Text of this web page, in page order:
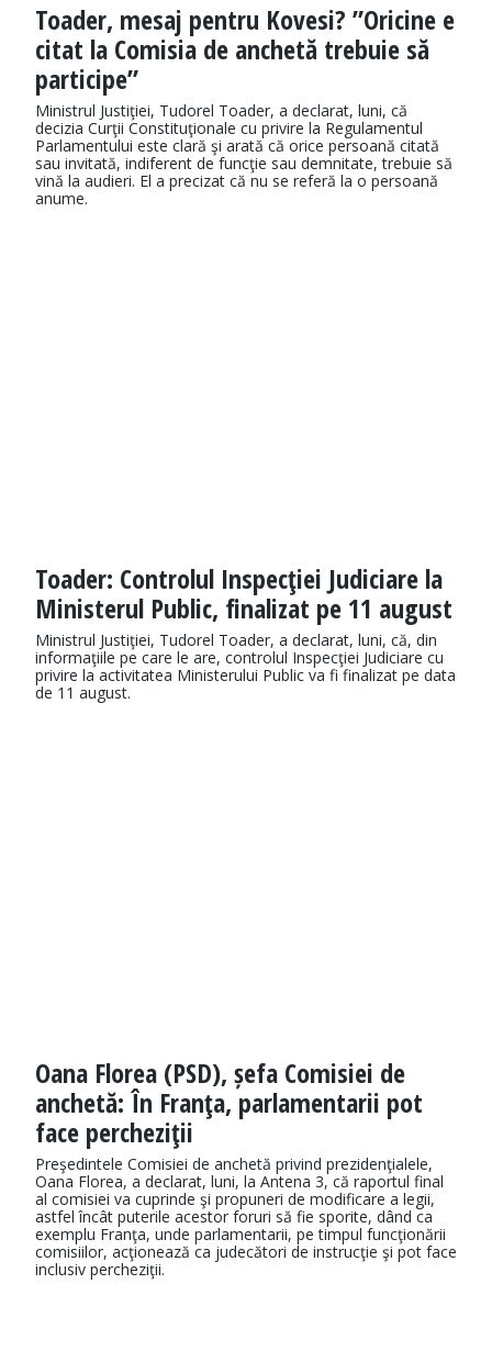
Toader, mesaj pentru Kovesi? ”Oricine e
citat la Comisia de anchetă trebuie să
participe”
Ministrul Justiţiei, Tudorel Toader, a declarat, luni, că
decizia Curţii Constituţionale cu privire la Regulamentul
Parlamentului este clară şi arată că orice persoană citată
sau invitată, indiferent de funcţie sau demnitate, trebuie să
vină la audieri. El a precizat că nu se referă la o persoană
anume.
Toader: Controlul Inspecţiei Judiciare la
Ministerul Public, finalizat pe 11 august
Ministrul Justiţiei, Tudorel Toader, a declarat, luni, că, din
informaţiile pe care le are, controlul Inspecţiei Judiciare cu
privire la activitatea Ministerului Public va fi finalizat pe data
de 11 august.
Oana Florea (PSD), șefa Comisiei de
anchetă: În Franţa, parlamentarii pot
face percheziţii
Preşedintele Comisiei de anchetă privind prezidenţialele,
Oana Florea, a declarat, luni, la Antena 3, că raportul final
al comisiei va cuprinde şi propuneri de modificare a legii,
astfel încât puterile acestor foruri să fie sporite, dând ca
exemplu Franţa, unde parlamentarii, pe timpul funcţionării
comisiilor, acţionează ca judecători de instrucţie şi pot face
inclusiv percheziţii.